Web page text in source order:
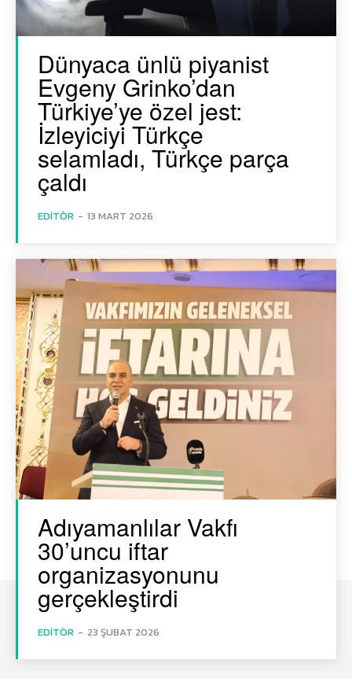
Dünyaca ünlü piyanist
Evgeny Grinko’dan
Türkiye’ye özel jest:
İzleyiciyi Türkçe
selamladı, Türkçe parça
çaldı
EDITÖR - 13 MART 2026
Adıyamanlılar Vakfı
30’uncu iftar
organizasyonunu
gerçekleştirdi
EDITÖR - 23 ŞUBAT 2026